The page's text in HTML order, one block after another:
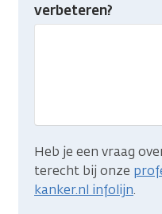
gevonden
verbeteren?
Heb je een vraag
terecht bij onze
kanker.nl infolijn.